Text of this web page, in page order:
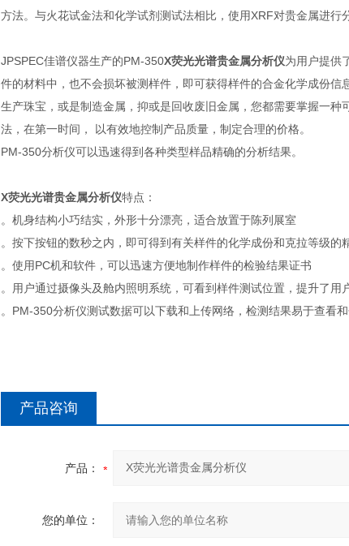
方法。与火花试金法和化学试剂测试法相比，使用XRF对贵金属进行
JPSPEC佳谱仪器生产的PM-350X荧光光谱贵金属分析仪为用户提供
件的材料中，也不会损坏被测样件，即可获得样件的合金化学成份
生产珠宝，或是制造金属，抑或是回收废旧金属，您都需要掌握一
法，在第一时间， 以有效地控制产品质量，制定合理的价格。
PM-350分析仪可以迅速得到各种类型样品精确的分析结果。
X荧光光谱贵金属分析仪特点：
。机身结构小巧结实，外形十分漂亮，适合放置于陈列展室
。按下按钮的数秒之内，即可得到有关样件的化学成份和克拉等级的
。使用PC机和软件，可以迅速方便地制作样件的检验结果证书
。用户通过摄像头及舱内照明系统，可看到样件测试位置，提升了用
。PM-350分析仪测试数据可以下载和上传网络，检测结果易于查看
产品咨询
产品：
您的单位：